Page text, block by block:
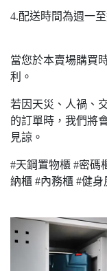
4.配送時間為週一
當您於本賣場購買
利。
若因天災、人禍、
的訂單時，我們將
見諒。
#天鋼置物櫃 #密碼
納櫃 #內務櫃 #健